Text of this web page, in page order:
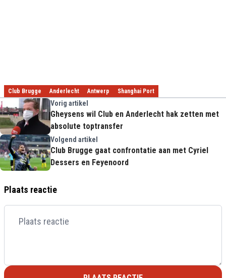
Club Brugge Anderlecht Antwerp Shanghai Port
Vorig artikel
Gheysens wil Club en Anderlecht hak zetten met
absolute toptransfer
Volgend artikel
Club Brugge gaat confrontatie aan met Cyriel
Dessers en Feyenoord
Plaats reactie